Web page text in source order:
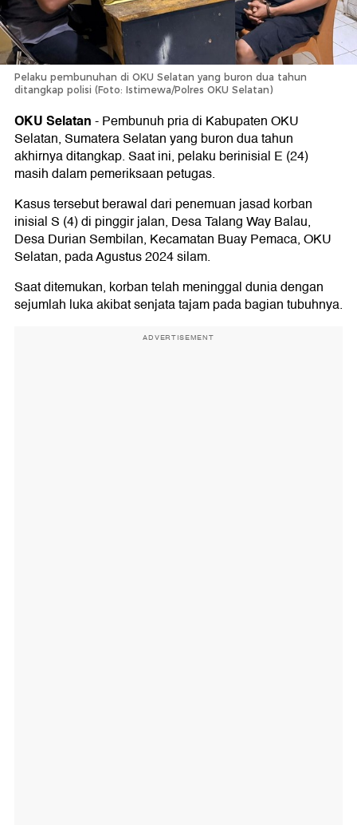
Pelaku pembunuhan di OKU Selatan yang buron dua tahun
ditangkap polisi (Foto: Istimewa/Polres OKU Selatan)
OKU Selatan-Pembunuh pria di Kabupaten OKU
Selatan, Sumatera Selatan yang buron dua tahun
akhirnya ditangkap. Saat ini, pelaku berinisial E (24)
masih dalam pemeriksaan petugas.
Kasus tersebut berawal dari penemuan jasad korban
inisial S (4) di pinggir jalan, Desa Talang Way Balau,
Desa Durian Sembilan, Kecamatan Buay Pemaca, OKU
Selatan, pada Agustus 2024 silam.
Saat ditemukan, korban telah meninggal dunia dengan
sejumlah luka akibat senjata tajam pada bagian tubuhnya.
ADVERTISEMENT